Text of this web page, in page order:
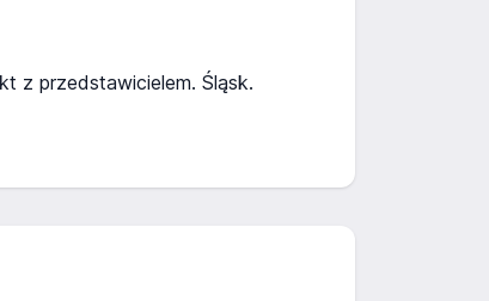
z przedstawicielem. Śląsk.